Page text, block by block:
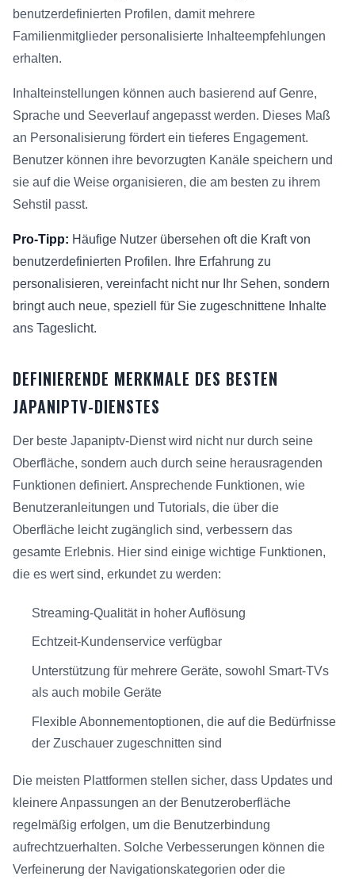
benutzerdefinierten Profilen, damit mehrere
Familienmitglieder personalisierte Inhalteempfehlungen
erhalten.
Inhalteinstellungen können auch basierend auf Genre,
Sprache und Seeverlauf angepasst werden. Dieses Maß
an Personalisierung fördert ein tieferes Engagement.
Benutzer können ihre bevorzugten Kanäle speichern und
sie auf die Weise organisieren, die am besten zu ihrem
Sehstil passt.
Pro-Tipp: Häufige Nutzer übersehen oft die Kraft von
benutzerdefinierten Profilen. Ihre Erfahrung zu
personalisieren, vereinfacht nicht nur Ihr Sehen, sondern
bringt auch neue, speziell für Sie zugeschnittene Inhalte
ans Tageslicht.
DEFINIERENDE MERKMALE DES BESTEN
JAPANIPTV-DIENSTES
Der beste Japaniptv-Dienst wird nicht nur durch seine
Oberfläche, sondern auch durch seine herausragenden
Funktionen definiert. Ansprechende Funktionen, wie
Benutzeranleitungen und Tutorials, die über die
Oberfläche leicht zugänglich sind, verbessern das
gesamte Erlebnis. Hier sind einige wichtige Funktionen,
die es wert sind, erkundet zu werden:
Streaming-Qualität in hoher Auflösung
Echtzeit-Kundenservice verfügbar
Unterstützung für mehrere Geräte, sowohl Smart-TVs
als auch mobile Geräte
Flexible Abonnementoptionen, die auf die Bedürfnisse
der Zuschauer zugeschnitten sind
Die meisten Plattformen stellen sicher, dass Updates und
kleinere Anpassungen an der Benutzeroberfläche
regelmäßig erfolgen, um die Benutzerbindung
aufrechtzuerhalten. Solche Verbesserungen können die
Verfeinerung der Navigationskategorien oder die